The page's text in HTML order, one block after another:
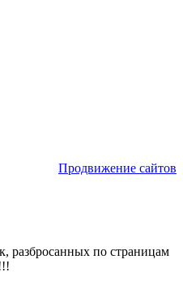
Продвижение сайтов
разбросанных по страницам